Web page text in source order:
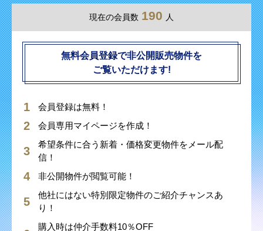
現在の会員数 190 人
無料会員登録で非公開販売物件を
ご覧いただけます!
会員登録は無料！
会員専用マイページを作成！
希望条件に合う新着・価格変更物件をメール配
信！
非公開物件が閲覧可能！
他社にはない特別限定物件のご紹介チャンスあ
り！
購入時は仲介手数料10％OFF